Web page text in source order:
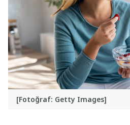
[Fotoğraf: Getty Images]